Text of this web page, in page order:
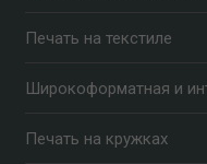
Печать на текстиле
Широкоформатная и
Печать на кружках